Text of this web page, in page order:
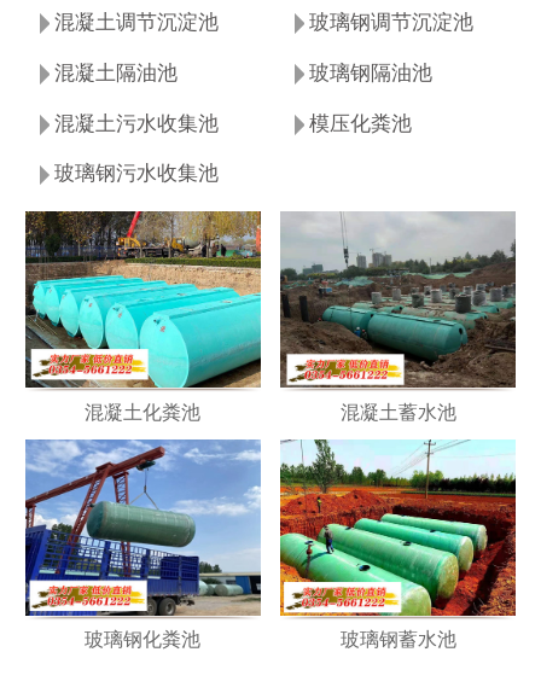
混凝土调节沉淀池 玻璃钢调节沉淀池
混凝土隔油池 玻璃钢隔油池
混凝土污水收集池 模压化粪池
玻璃钢污水收集池
混凝土化粪池 混凝土蓄水池
玻璃钢化粪池 玻璃钢蓄水池